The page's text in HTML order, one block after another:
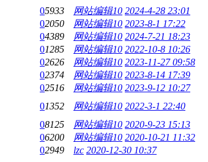
05933 网站编辑10 2024-4-28 23:01
02050 网站编辑10 2023-8-1 17:22
04389 网站编辑10 2024-7-21 18:23
01285 网站编辑10 2022-10-8 10:26
02626 网站编辑10 2023-11-27 09:58
02374 网站编辑10 2023-8-14 17:39
02516 网站编辑10 2023-9-12 10:27
01352 网站编辑10 2022-3-1 22:40
08125 网站编辑10 2020-9-23 15:13
06200 网站编辑10 2020-10-21 11:32
02949 lzc 2020-12-30 10:37